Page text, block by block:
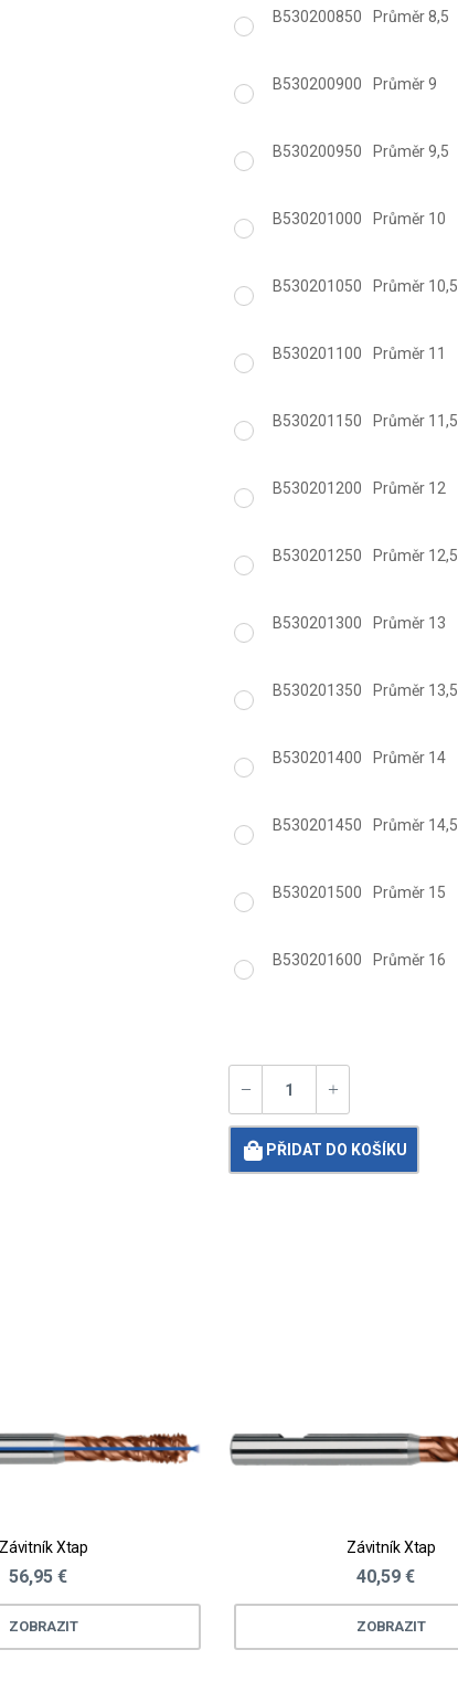
B530200850 Průměr 8,5
B530200900 Průměr 9
B530200950 Průměr 9,5
B530201000 Průměr 10
B530201050 Průměr 10,5
B530201100 Průměr 11
B530201150 Průměr 11,5
B530201200 Průměr 12
B530201250 Průměr 12,5
B530201300 Průměr 13
B530201350 Průměr 13,5
B530201400 Průměr 14
B530201450 Průměr 14,5
B530201500 Průměr 15
B530201600 Průměr 16
PŘIDAT DO KOŠÍKU
Závitník Xtap
56,95 €
ZOBRAZIT
Závitník Xtap
40,59 €
ZOBRAZIT